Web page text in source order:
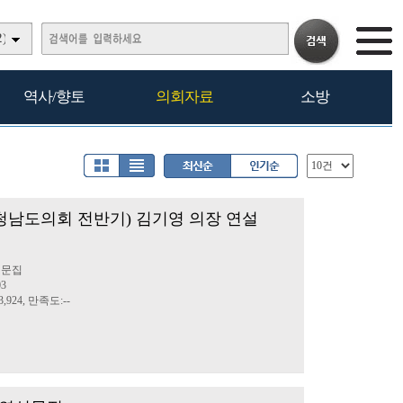
역사/향토 의회자료 소방
남도의회 전반기) 김기영 의장 연설
집
만족도:--